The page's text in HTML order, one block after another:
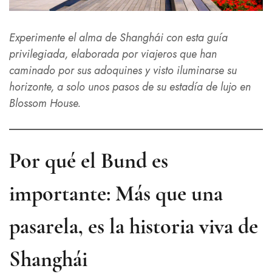
Experimente el alma de Shanghái con esta guía
privilegiada, elaborada por viajeros que han
caminado por sus adoquines y visto iluminarse su
horizonte, a solo unos pasos de su estadía de lujo en
Blossom House.
Por qué el Bund es
importante: Más que una
pasarela, es la historia viva de
Shanghái